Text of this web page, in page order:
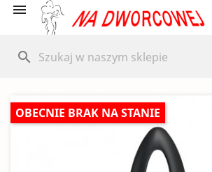

search
OBECNIE BRAK NA STANIE